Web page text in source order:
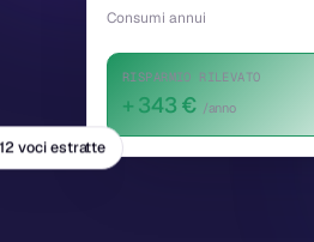
Consumi annui
RISPARMIO RILEVATO
+343 € /anno
12 voci estratte